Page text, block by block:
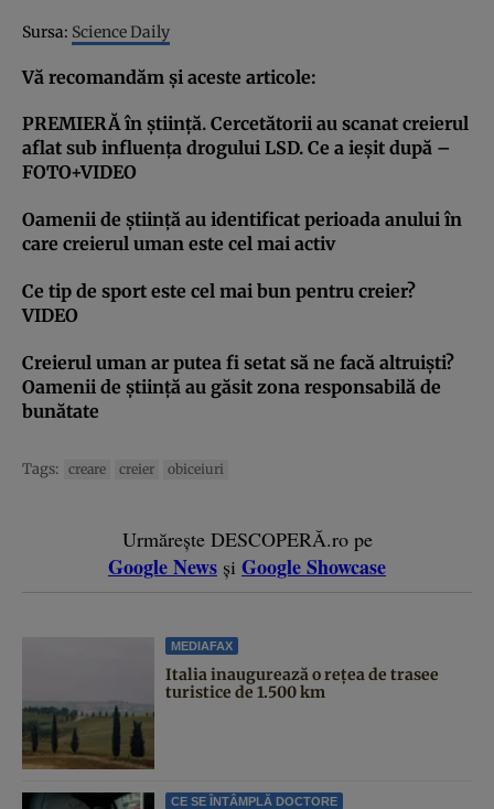
Sursa: Science Daily
Vă recomandăm şi aceste articole:
PREMIERĂ în ştiinţă. Cercetătorii au scanat creierul
aflat sub influenţa drogului LSD. Ce a ieşit după –
FOTO+VIDEO
Oamenii de ştiinţă au identificat perioada anului în
care creierul uman este cel mai activ
Ce tip de sport este cel mai bun pentru creier?
VIDEO
Creierul uman ar putea fi setat să ne facă altruişti?
Oamenii de ştiinţă au găsit zona responsabilă de
bunătate
Tags: creare creier obiceiuri
Urmărește DESCOPERĂ.ro pe
Google News și Google Showcase
MEDIAFAX
Italia inaugurează o rețea de trasee
turistice de 1.500 km
CE SE ÎNTÂMPLĂ DOCTORE